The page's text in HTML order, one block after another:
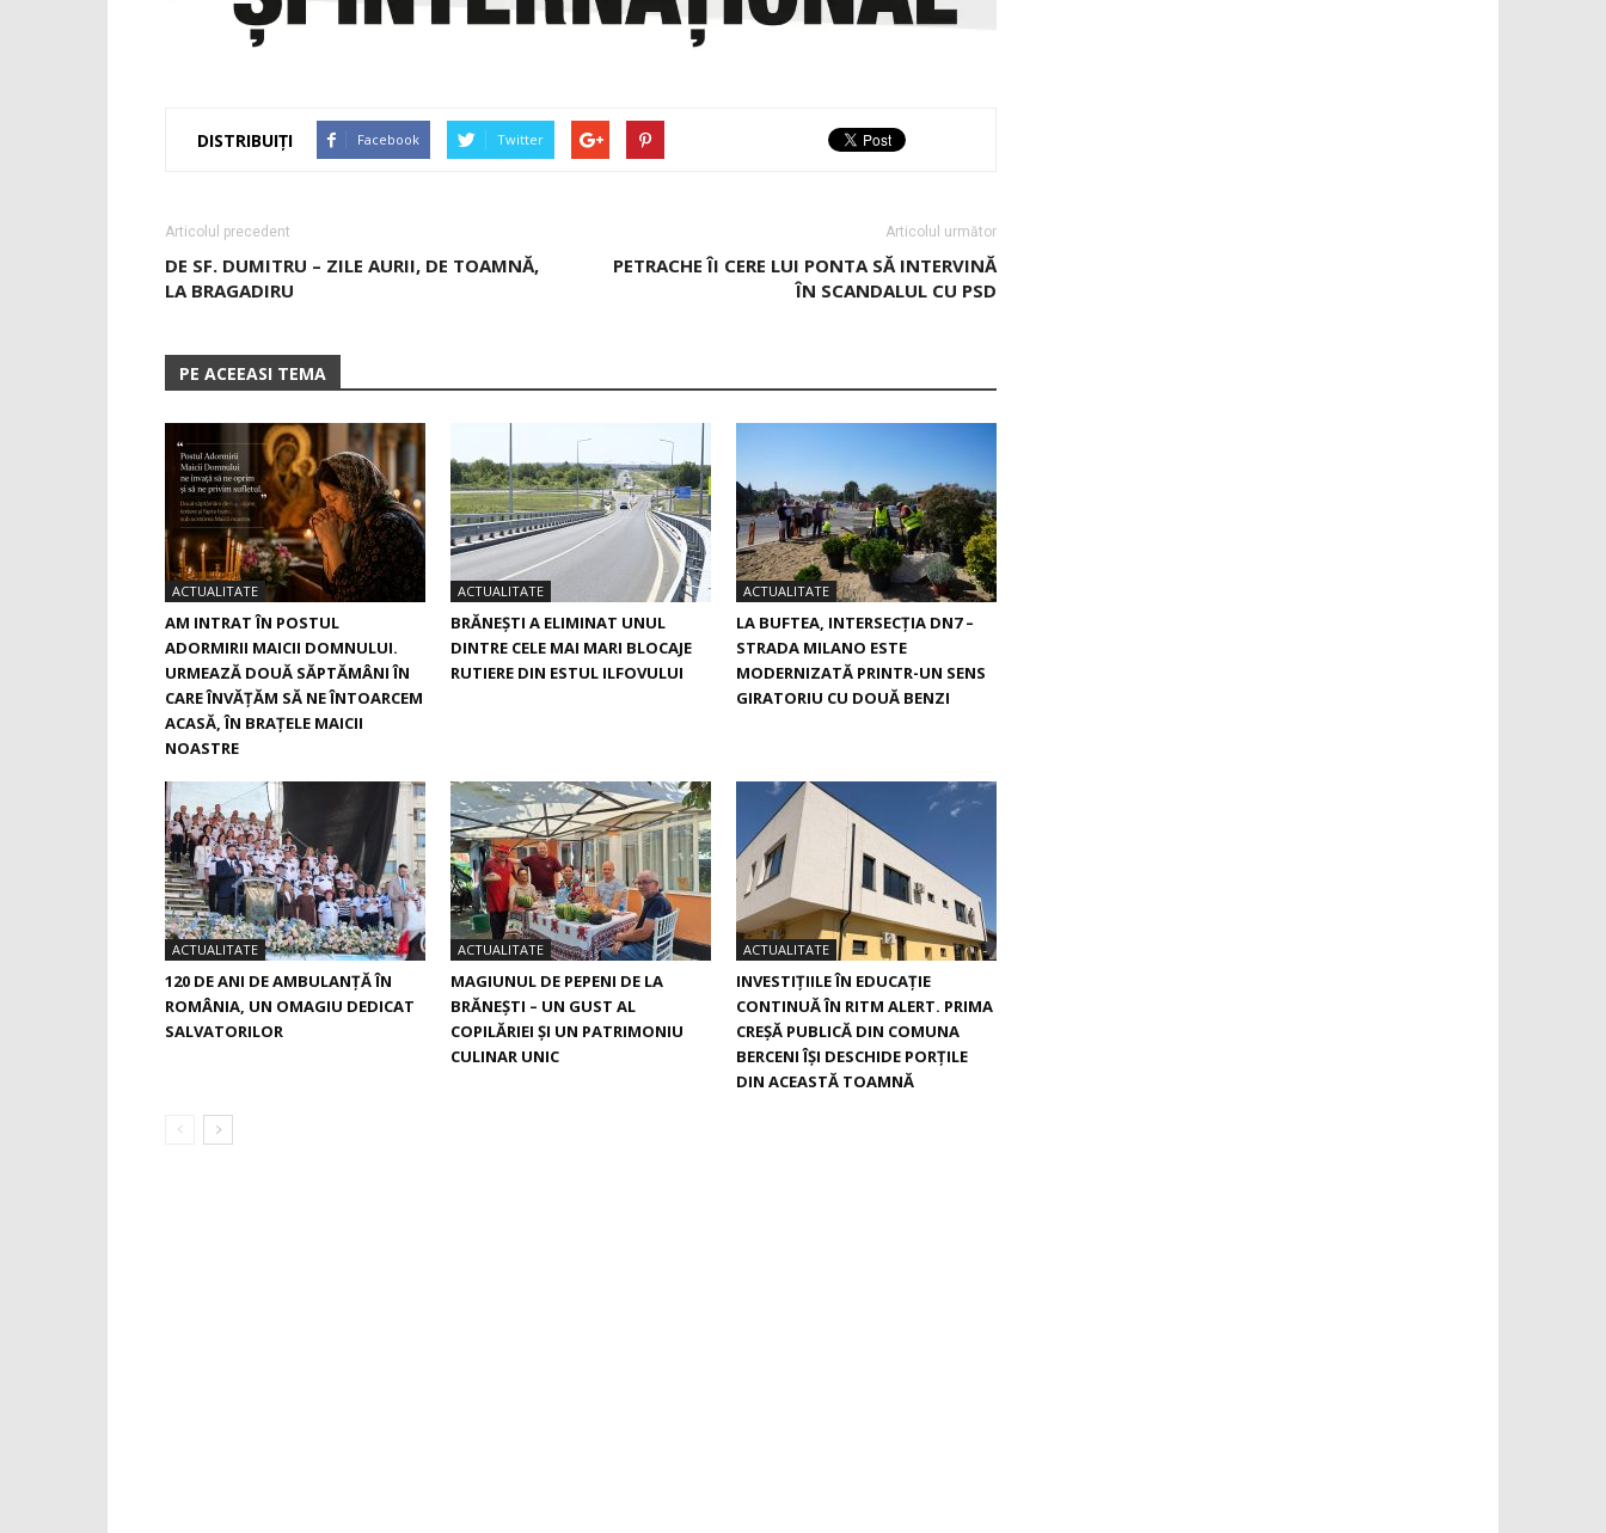
DISTRIBUIȚI Facebook Twitter
Articolul precedent
DE SF. DUMITRU – ZILE AURII, DE TOAMNĂ,
LA BRAGADIRU
Articolul următor
PETRACHE ÎI CERE LUI PONTA SĂ INTERVINĂ
ÎN SCANDALUL CU PSD
PE ACEEASI TEMA
ACTUALITATE
AM INTRAT ÎN POSTUL
ADORMIRII MAICII DOMNULUI.
URMEAZĂ DOUĂ SĂPTĂMÂNI ÎN
CARE ÎNVĂŢĂM SĂ NE ÎNTOARCEM
ACASĂ, ÎN BRAŢELE MAICII
NOASTRE
ACTUALITATE
BRĂNEȘTI A ELIMINAT UNUL
DINTRE CELE MAI MARI BLOCAJE
RUTIERE DIN ESTUL ILFOVULUI
ACTUALITATE
LA BUFTEA, INTERSECŢIA DN7 –
STRADA MILANO ESTE
MODERNIZATĂ PRINTR-UN SENS
GIRATORIU CU DOUĂ BENZI
ACTUALITATE
120 DE ANI DE AMBULANȚĂ ÎN
ROMÂNIA, UN OMAGIU DEDICAT
SALVATORILOR
ACTUALITATE
MAGIUNUL DE PEPENI DE LA
BRĂNEŞTI – UN GUST AL
COPILĂRIEI ŞI UN PATRIMONIU
CULINAR UNIC
ACTUALITATE
INVESTIȚIILE ÎN EDUCAȚIE
CONTINUĂ ÎN RITM ALERT. PRIMA
CREŞĂ PUBLICĂ DIN COMUNA
BERCENI ÎŞI DESCHIDE PORŢILE
DIN ACEASTĂ TOAMNĂ